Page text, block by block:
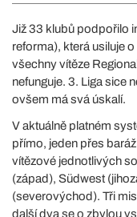
Již 33 klubů podpořilo
reforma), která usiluje
všechny vítěze
nefunguje. 3. Liga sice
ovšem má svá úskalí.
V aktuálně platném
přímo, jeden přes
vítězové jednotlivých
(západ), Südwest
(severovýchod). Tři
další dva se o zbylou